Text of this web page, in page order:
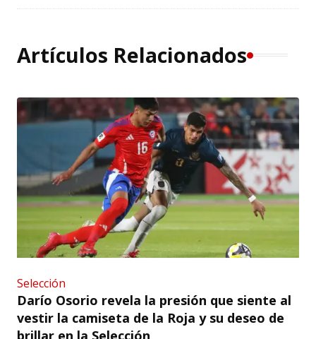
Artículos Relacionados
Selección
Darío Osorio revela la presión que siente al
vestir la camiseta de la Roja y su deseo de
brillar en la Selección